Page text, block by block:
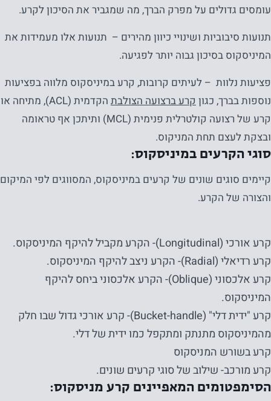
עומסים גדולים על מפרק הברך, מה שמגביר את הסיכון לקרע.
תנועות סיבוביות ושינויי כיוון מהירים – תנועות אלו מעמידות את
המיניסקוס בסיכון גבוה יותר לפגיעה.
פציעות נלוות – לעיתים קרובות, קרע במיניסקוס מלווה בפציעות
נוספות בברך, כגון קרע ברצועה הצולבת
הקדמית (ACL), מתיחה או
קרע של רצועה קולטרלית פנימית (MCL) ותיתכן אף טראומה
ובצקת לעצם תחת המניקוס.
סוגי הקרעים במיניסקוס:
קיימים סוגים שונים של קרעים במיניסקוס, המסווגים לפי המיקום
והצורה של הקרע.
קרע אורכי (Longitudinal)- הקרע מקביל להיקף המיניסקוס.
קרע רדיאלי (Radial)- הקרע ניצב להיקף המיניסקוס.
קרע אלכסוני (Oblique)- הקרע אלכסוני ביחס להיקף
המיניסקוס.
קרע "ידית דלי" (Bucket-handle)- קרע אורכי גדול שבו חלק
מהמיניסקוס מתנתק ומתקפל כמו ידית של דלי.
קרע בשורש המניסקוס
קרע מורכב- שילוב של סוגי קרעים שונים.
הסימפטומים המאפיינים קרע מניסקוס: